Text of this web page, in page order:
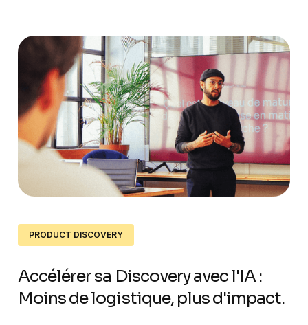
PRODUCT DISCOVERY
Accélérer sa Discovery avec l'IA :
Moins de logistique, plus d'impact.